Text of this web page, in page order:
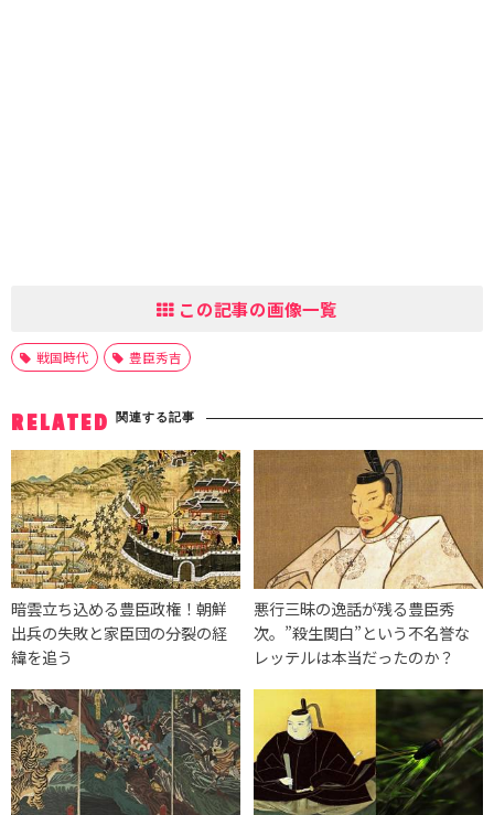
この記事の画像一覧
戦国時代 豊臣秀吉
RELATED 関連する記事
暗雲立ち込める豊臣政権！朝鮮
出兵の失敗と家臣団の分裂の経
緯を追う
悪行三昧の逸話が残る豊臣秀
次。”殺生関白”という不名誉な
レッテルは本当だったのか？